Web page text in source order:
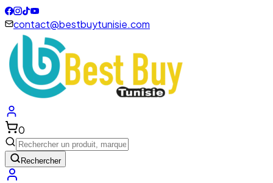
contact@bestbuytunisie.com
0
Rechercher